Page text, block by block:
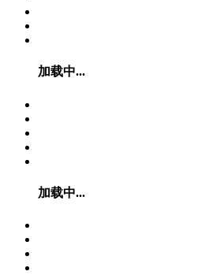
加载中...
加载中...